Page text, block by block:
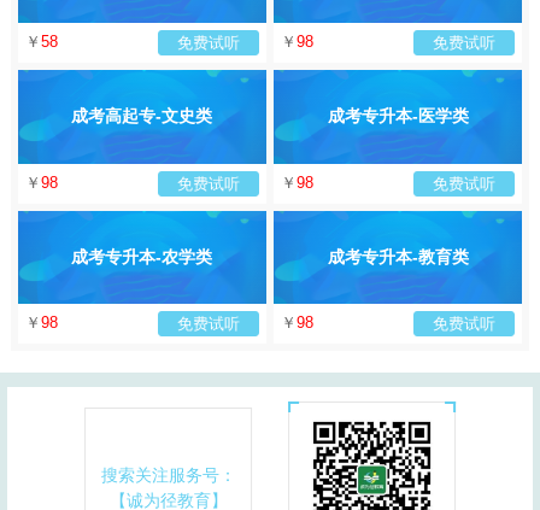
￥ 58 免费试听 ￥ 98 免费试听
成考高起专-文史类
￥ 98 免费试听
成考专升本-医学类
￥ 98 免费试听
成考专升本-农学类
￥ 98 免费试听
成考专升本-教育类
￥ 98 免费试听
搜索关注服务号：
【诚为径教育】